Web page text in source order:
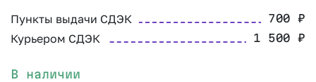
Пункты выдачи СДЭК 700₽
Курьером СДЭК 1 500₽
В наличии